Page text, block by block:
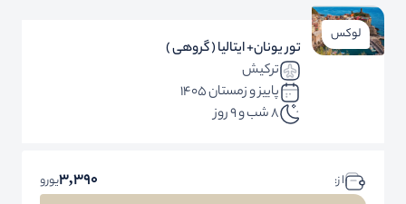
لوکس
تور یونان+ ایتالیا ( گروهی )
ترکیش
پاییز و زمستان 1405
8 شب و 9 روز
ا ز: 3,390یورو